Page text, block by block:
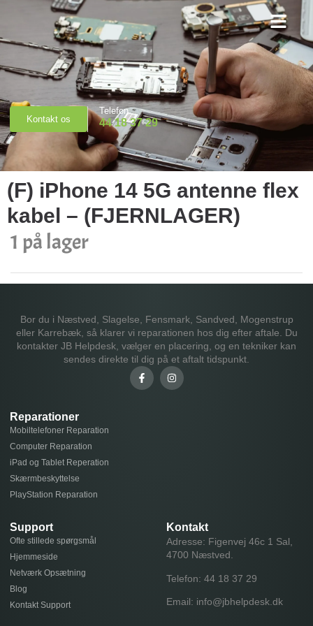
Kontakt os
Telefon
44 18 37 29
(F) iPhone 14 5G antenne flex
kabel – (FJERNLAGER)
1 på lager
Bor du i Næstved, Slagelse, Fensmark, Sandved, Mogenstrup
eller Karrebæk, så klarer vi reparationen hos dig efter aftale. Du
kontakter JB Helpdesk, vælger en placering, og en tekniker kan
sendes direkte til dig på et aftalt tidspunkt.
Reparationer
Mobiltelefoner Reparation
Computer Reparation
iPad og Tablet Reperation
Skærmbeskyttelse
PlayStation Reparation
Support
Ofte stillede spørgsmål
Hjemmeside
Netværk Opsætning
Blog
Kontakt Support
Kontakt
Adresse: Figenvej 46c 1 Sal,
4700 Næstved.
Telefon: 44 18 37 29
Email: info@jbhelpdesk.dk